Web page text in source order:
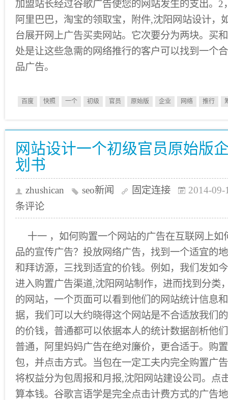
加盟站长经过谷歌广告使您的网站发生的支出。2
阿里巴巴，淘宝的领取宝，附件,沈阳网站设计，
台展开网上广告买卖网站。它次要分为两块。买
处是让这些急需的网络推行的客户可以找到一个
品广告。
百度 快照 一个 初级 官员 原始版 企业 网络 推行
网站设计一个初级官员原始版
划书
zhushican seo新闻 固定连接
2014-09-
条评论
十一 ，如何购置一个网站的广告在互联网上如
品的宣传广告？投放网络广告，找到一个适宜的
和拜访源，三找到适宜的价钱。例如，我们发如
进入购置广告渠道,沈阳网站制作，进而找到分类
的网站，一个页面可以看到他们的网站统计信息
据，我们可以大约晓得这个网站是不合适放我们
的价钱，普通都可以依据本人的统计数据剖析他
普通，阿里妈妈广告在绝对廉价，更合适于。购
包，并点击方式。当包在一定工夫内完全购置广
将权益分为包周报和月报,沈阳网站建设公司。点
算本钱。谷歌言语学是完全点击计费方式的广告